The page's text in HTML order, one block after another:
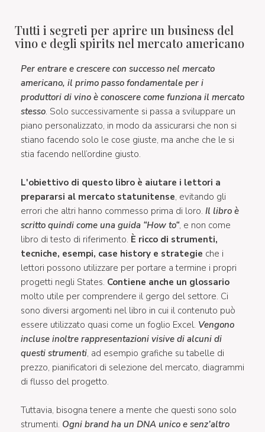
Tutti i segreti per aprire un business del
vino e degli spirits nel mercato americano
Per entrare e crescere con successo nel mercato
americano, il primo passo fondamentale per i
produttori di vino è conoscere come funziona il mercato
stesso. Solo successivamente si passa a sviluppare un
piano personalizzato, in modo da assicurarsi che non si
stiano facendo solo le cose giuste, ma anche che le si
stia facendo nell’ordine giusto.
L'obiettivo di questo libro è aiutare i lettori a
prepararsi al mercato statunitense, evitando gli
errori che altri hanno commesso prima di loro. Il libro è
scritto quindi come una guida “How to“, e non come
libro di testo di riferimento. È ricco di strumenti,
tecniche, esempi, case history e strategie che i
lettori possono utilizzare per portare a termine i propri
progetti negli States. Contiene anche un glossario
molto utile per comprendere il gergo del settore. Ci
sono diversi argomenti nel libro in cui il contenuto può
essere utilizzato quasi come un foglio Excel. Vengono
incluse inoltre rappresentazioni visive di alcuni di
questi strumenti, ad esempio grafiche su tabelle di
prezzo, pianificatori di selezione del mercato, diagrammi
di flusso del progetto.
Tuttavia, bisogna tenere a mente che questi sono solo
strumenti. Ogni brand ha un DNA unico e senz’altro